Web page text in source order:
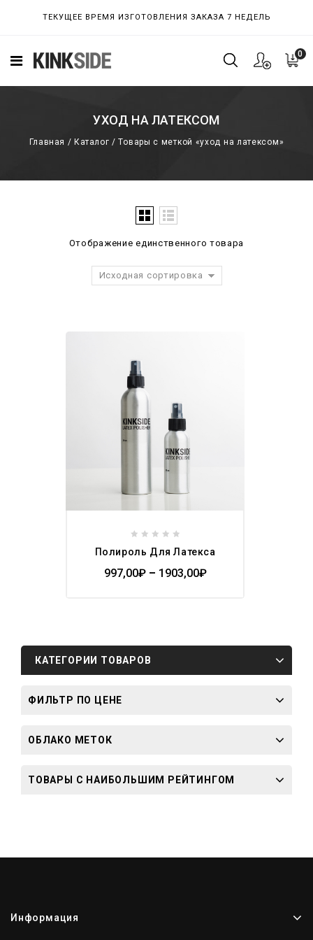
ТЕКУЩЕЕ ВРЕМЯ ИЗГОТОВЛЕНИЯ ЗАКАЗА 7 НЕДЕЛЬ
0
УХОД НА ЛАТЕКСОМ
Главная / Каталог /Товары с меткой «уход на латексом»
Отображение единственного товара
Исходная сортировка
out
of
Полироль Для Латекса
997,00₽ – 1903,00₽
КАТЕГОРИИ ТОВАРОВ
ФИЛЬТР ПО ЦЕНЕ
ОБЛАКО МЕТОК
ТОВАРЫ С НАИБОЛЬШИМ РЕЙТИНГОМ
Информация